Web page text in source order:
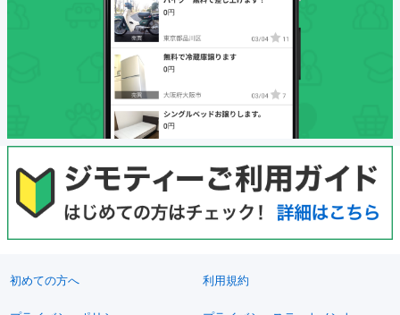
初めての方へ 利用規約